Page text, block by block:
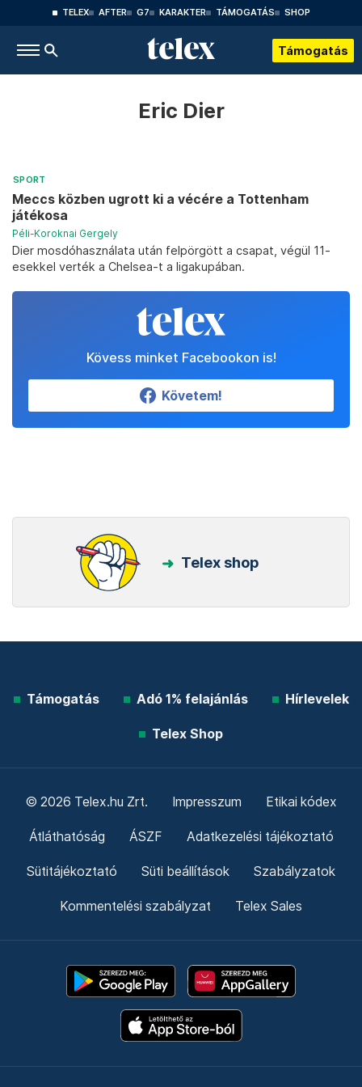
TELEX AFTER G7 KARAKTER TÁMOGATÁS SHOP
Támogatás
Eric Dier
SPORT
Meccs közben ugrott ki a vécére a Tottenham
játékosa
Péli-Koroknai Gergely
Dier mosdóhasználata után felpörgött a csapat, végül 11-
esekkel verték a Chelsea-t a ligakupában.
Kövess minket Facebookon is!
Követem!
Telex shop
Támogatás Adó 1% felajánlás Hírlevelek
Telex Shop
© 2026 Telex.hu Zrt. Impresszum Etikai kódex
Átláthatóság ÁSZF Adatkezelési tájékoztató
Sütitájékoztató Süti beállítások Szabályzatok
Kommentelési szabályzat Telex Sales